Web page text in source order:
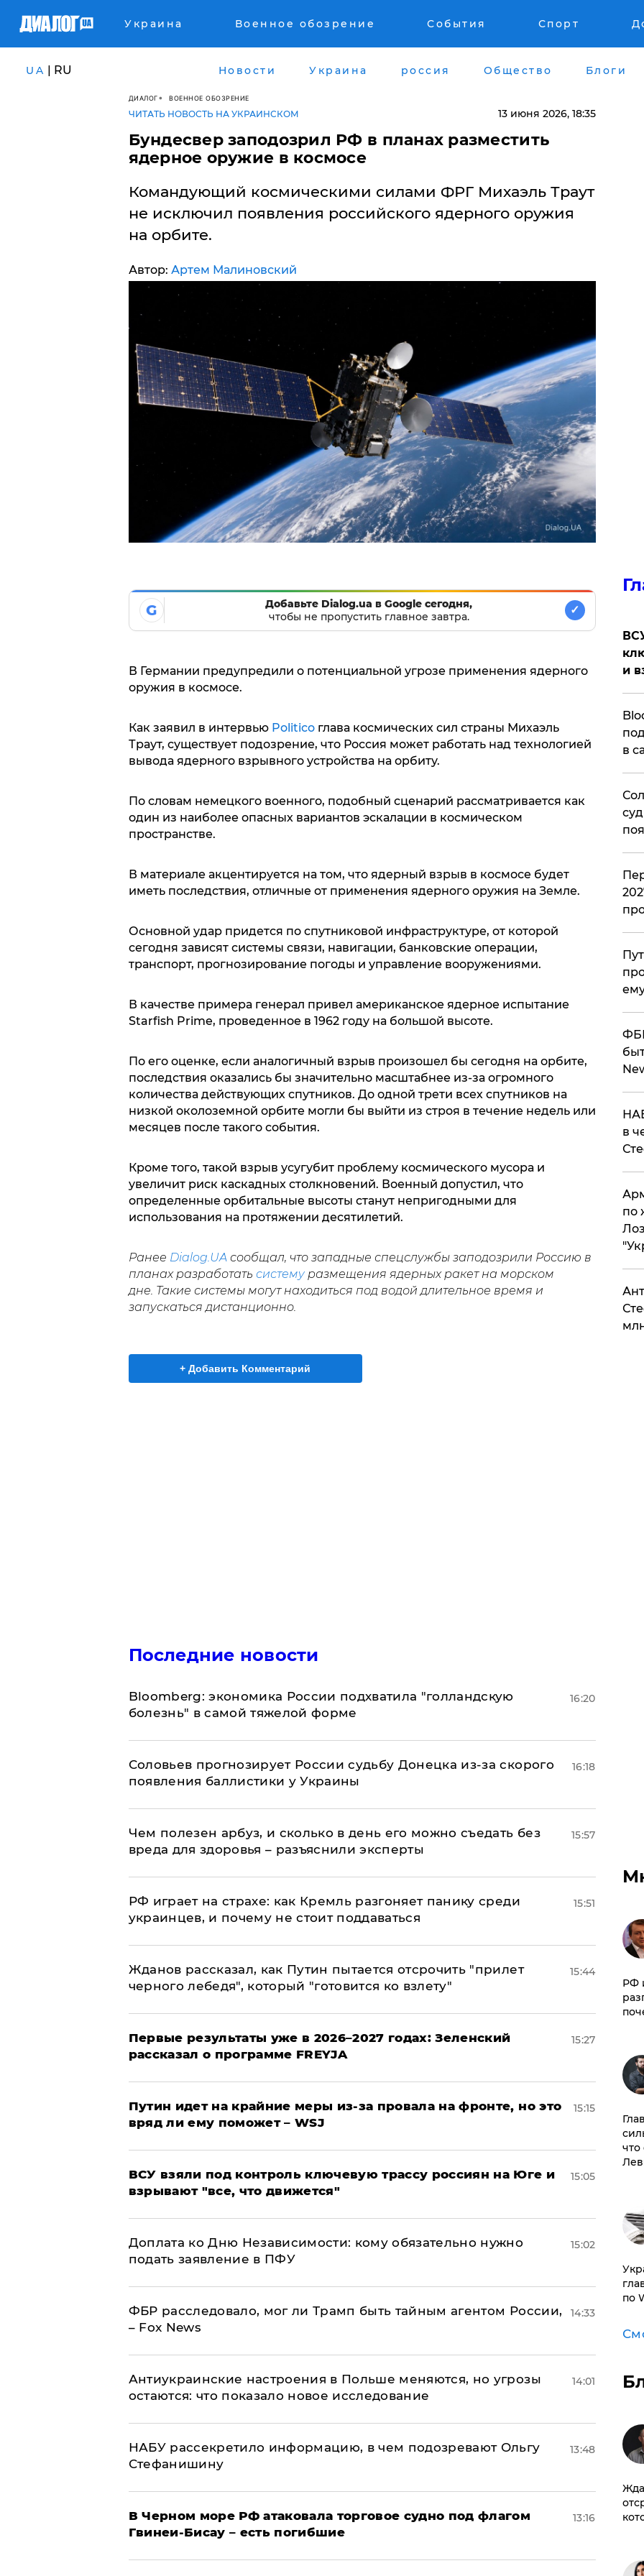
Украина Военное обозрение События Спорт
UA | RU Новости Украина россия Общество Блоги
ДИАЛОГ ВОЕННОЕ ОБОЗРЕНИЕ
ЧИТАТЬ НОВОСТЬ НА УКРАИНСКОМ 13 июня 2026, 18:35
Бундесвер заподозрил РФ в планах разместить
ядерное оружие в космосе
Командующий космическими силами ФРГ Михаэль Траут
не исключил появления российского ядерного оружия
на орбите.
Автор: Артем Малиновский
G
Добавьте Dialog.ua в Google сегодня,
чтобы не пропустить главное завтра.
✓
В Германии предупредили о потенциальной угрозе применения ядерного
оружия в космосе.
Как заявил в интервью Politicoглава космических сил страны Михаэль
Траут, существует подозрение, что Россия может работать над технологией
вывода ядерного взрывного устройства на орбиту.
По словам немецкого военного, подобный сценарий рассматривается как
один из наиболее опасных вариантов эскалации в космическом
пространстве.
В материале акцентируется на том, что ядерный взрыв в космосе будет
иметь последствия, отличные от применения ядерного оружия на Земле.
Основной удар придется по спутниковой инфраструктуре, от которой
сегодня зависят системы связи, навигации, банковские операции,
транспорт, прогнозирование погоды и управление вооружениями.
В качестве примера генерал привел американское ядерное испытание
Starfish Prime, проведенное в 1962 году на большой высоте.
По его оценке, если аналогичный взрыв произошел бы сегодня на орбите,
последствия оказались бы значительно масштабнее из-за огромного
количества действующих спутников. До одной трети всех спутников на
низкой околоземной орбите могли бы выйти из строя в течение недель или
месяцев после такого события.
Кроме того, такой взрыв усугубит проблему космического мусора и
увеличит риск каскадных столкновений. Военный допустил, что
определенные орбитальные высоты станут непригодными для
использования на протяжении десятилетий.
Ранее Dialog.UA сообщал, что западные спецслужбы заподозрили Россию в
планах разработать системуразмещения ядерных ракет на морском
дне. Такие системы могут находиться под водой длительное время и
запускаться дистанционно.
+ Добавить Комментарий
Последние новости
Bloomberg: экономика России подхватила "голландскую
болезнь" в самой тяжелой форме
16:20
Соловьев прогнозирует России судьбу Донецка из-за скорого
появления баллистики у Украины
16:18
Чем полезен арбуз, и сколько в день его можно съедать без
вреда для здоровья – разъяснили эксперты
15:57
РФ играет на страхе: как Кремль разгоняет панику среди
украинцев, и почему не стоит поддаваться
15:51
Жданов рассказал, как Путин пытается отсрочить "прилет
черного лебедя", который "готовится ко взлету"
15:44
Первые результаты уже в 2026–2027 годах: Зеленский
рассказал о программе FREYJA
15:27
Путин идет на крайние меры из-за провала на фронте, но это
вряд ли ему поможет – WSJ
15:15
ВСУ взяли под контроль ключевую трассу россиян на Юге и
взрывают "все, что движется"
15:05
Доплата ко Дню Независимости: кому обязательно нужно
подать заявление в ПФУ
15:02
ФБР расследовало, мог ли Трамп быть тайным агентом России,
– Fox News
14:33
Антиукраинские настроения в Польше меняются, но угрозы
остаются: что показало новое исследование
14:01
НАБУ рассекретило информацию, в чем подозревают Ольгу
Стефанишину
13:48
В Черном море РФ атаковала торговое судно под флагом
Гвинеи-Бисау – есть погибшие
13:16
и
в
в
по
РФ
что
по